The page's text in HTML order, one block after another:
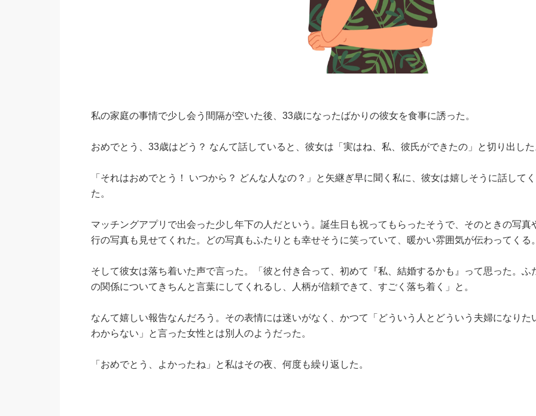
私の家庭の事情で少し会う間隔が空いた後、33歳になったばかりの彼女を食事に誘った。
おめでとう、33歳はどう？ なんて話していると、彼女は「実はね、私、彼氏ができたの」と切り出し
「それはおめでとう！ いつから？ どんな人なの？」と矢継ぎ早に聞く私に、彼女は嬉しそうに話して
た。
マッチングアプリで出会った少し年下の人だという。誕生日も祝ってもらったそうで、そのときの写真
行の写真も見せてくれた。どの写真もふたりとも幸せそうに笑っていて、暖かい雰囲気が伝わってくる
そして彼女は落ち着いた声で言った。「彼と付き合って、初めて『私、結婚するかも』って思った。ふ
の関係についてきちんと言葉にしてくれるし、人柄が信頼できて、すごく落ち着く」と。
なんて嬉しい報告なんだろう。その表情には迷いがなく、かつて「どういう人とどういう夫婦になりた
わからない」と言った女性とは別人のようだった。
「おめでとう、よかったね」と私はその夜、何度も繰り返した。